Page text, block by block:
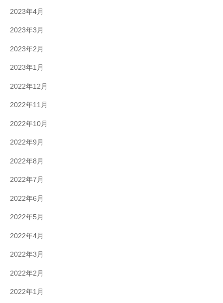
2023年4月
2023年3月
2023年2月
2023年1月
2022年12月
2022年11月
2022年10月
2022年9月
2022年8月
2022年7月
2022年6月
2022年5月
2022年4月
2022年3月
2022年2月
2022年1月